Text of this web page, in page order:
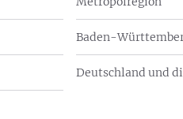
Baden-
Deutschland und